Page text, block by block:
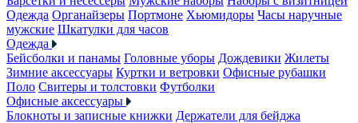
Одежда Органайзеры Портмоне Хьюмидоры Часы наручные
мужские Шкатулки для часов
Одежда
Бейсболки и панамы Головные уборы Дождевики Жилеты
Зимние аксессуары Куртки и ветровки Офисные рубашки
Поло Свитеры и толстовки Футболки
Офисные аксессуары
Блокноты и записные книжки Держатели для бейджа